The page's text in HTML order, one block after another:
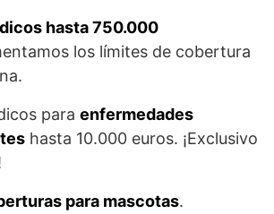
hasta 750.000
los límites de cobertura
para enfermedades
hasta 10.000 euros. ¡Exclusivo
para mascotas.